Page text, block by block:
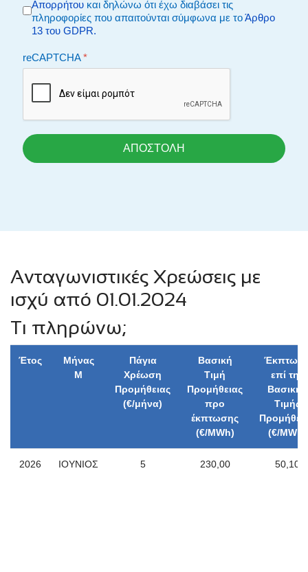
Απορρήτου και δηλώνω ότι έχω διαβάσει τις
πληροφορίες που απαιτούνται σύμφωνα με τοΆρθρο
13 του GDPR.
reCAPTCHA*
ΑΠΟΣΤΟΛΗ
Ανταγωνιστικές Χρεώσεις με
ισχύ από 01.01.2024
Τι πληρώνω;
Έτος
Μήνας
Μ
Πάγια
Χρέωση
Προμήθειας
(€/μήνα)
Βασική
Τιμή
Προμήθειας
προ
έκπτωσης
(€/MWh)
επί της
Βασικής
Τιμής
(€/MWh)
2026 ΙΟΥΝΙΟΣ 5 230,00 50,10